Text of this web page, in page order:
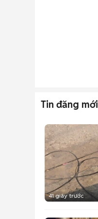
Tin đăng mới
41 giây trước